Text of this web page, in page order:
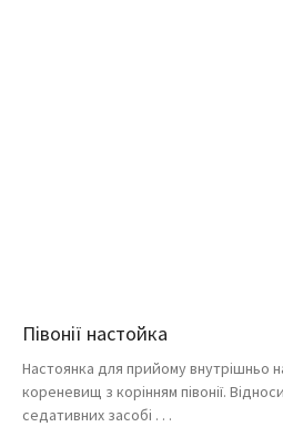
Півонії настойка
Настоянка для прийому внутрішньо
кореневищ з корінням півонії.
седативних засобі . . .